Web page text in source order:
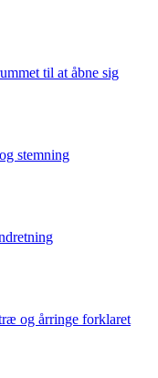
til at åbne sig
stemning
og årringe forklaret